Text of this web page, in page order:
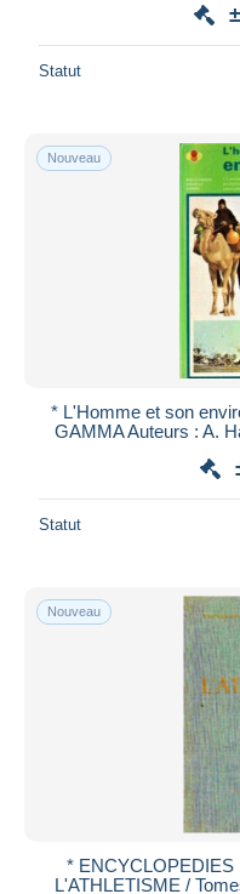
Statut
Nouveau
* L'Homme et son
GAMMA Auteurs : A.
Statut
Nouveau
*
L'ATHLETISME /